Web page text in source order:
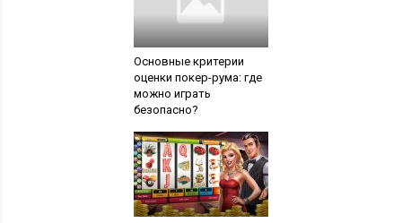
Основные критерии
оценки покер-рума: где
можно играть
безопасно?